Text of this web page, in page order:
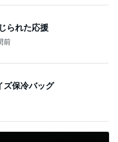
られた応援
前
ズ保冷バッグ